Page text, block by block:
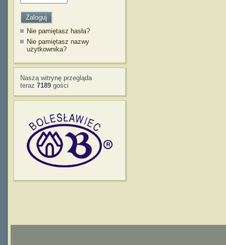
Nie pamiętasz hasła?
Nie pamiętasz nazwy
użytkownika?
Naszą witrynę przegląda
teraz 7189 gości